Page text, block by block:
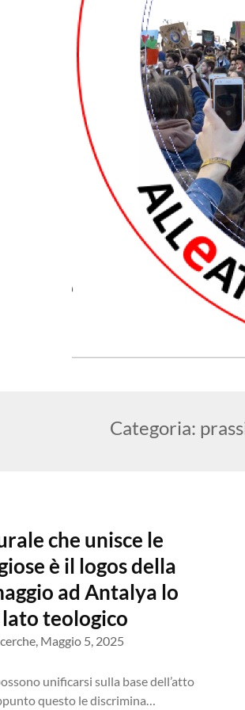
Categoria:
che unisce le
è il logos della
ad Antalya lo
teologico
Maggio 5, 2025
unificarsi sulla base dell’atto
questo le discrimina…